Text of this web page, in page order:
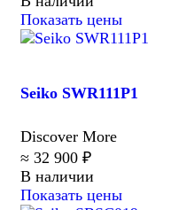
Показать цены
Seiko SWR111P1
Discover More
≈ 32 900 ₽
В наличии
Показать цены